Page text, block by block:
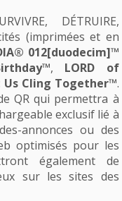
DÉTRUIRE,
(imprimées et en
012[duodecim]™
, LORD of
Us Cling Together™.
QR qui permettra à
exclusif lié à
annonces ou des
optimisés pour les
également de
sur les sites des